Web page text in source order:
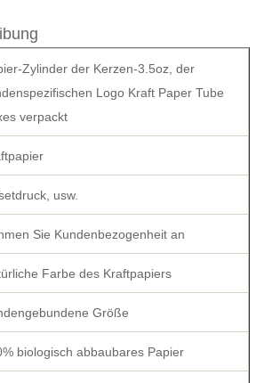
Zylinder der Kerzen-3.5oz, der
Logo Kraft Paper Tube
verpackt
usw.
Sie Kundenbezogenheit an
Farbe des Kraftpapiers
Größe
biologisch abbaubares Papier